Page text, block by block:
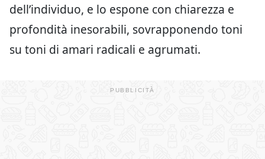
dell’individuo, e lo espone con chiarezza e
profondità inesorabili, sovrapponendo toni
su toni di amari radicali e agrumati.